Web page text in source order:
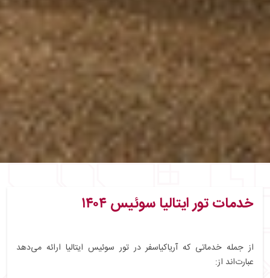
خدمات تور ایتالیا سوئیس ۱۴۰۴
از جمله خدماتی که آریاکیاسفر در تور سوئیس ایتالیا ارائه می‌دهد
عبارت‌اند از: